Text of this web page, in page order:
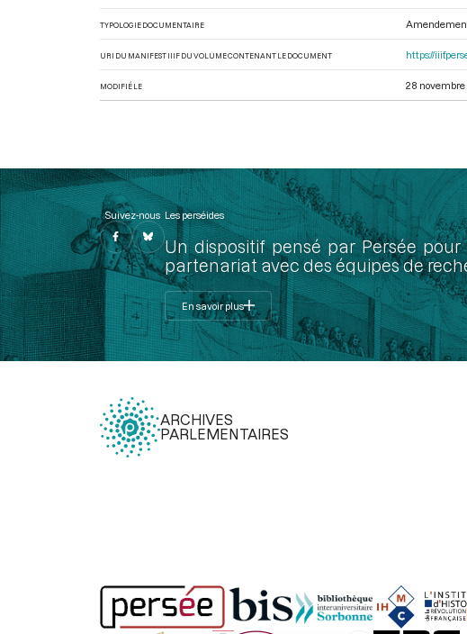
TYPOLOGIE DOCUMENTAIRE
URI DU MANIFEST IIIF DU VOLUME CONTENANT LE DOCUMENT https://
MODIFIÉ LE 28 novembre
Suivez-nous Les perséides
Un dispositif pensé par Persée
partenariat avec des équipes de
En savoir plus
ARCHIVES
PARLEMENTAIRES